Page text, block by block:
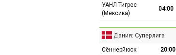
УАНЛ Тигрес
(Мексика)
04:00
Дания: Суперлига
Сённерйюск 20:00